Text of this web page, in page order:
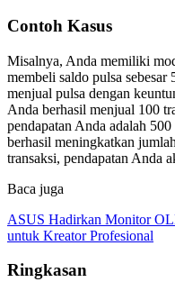
Contoh Kasus
Misalnya, Anda memiliki
membeli saldo pulsa
menjual pulsa dengan
Anda berhasil menjual 100
pendapatan Anda adalah
berhasil meningkatkan
transaksi, pendapatan Anda
Baca juga
ASUS Hadirkan Monitor
untuk Kreator Profesional
Ringkasan